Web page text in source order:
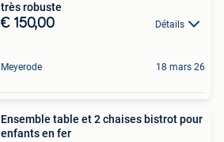
très robuste
€ 150,00 Détails
Meyerode 18 mars 26
Ensemble table et 2 chaises bistrot pour
enfants en fer